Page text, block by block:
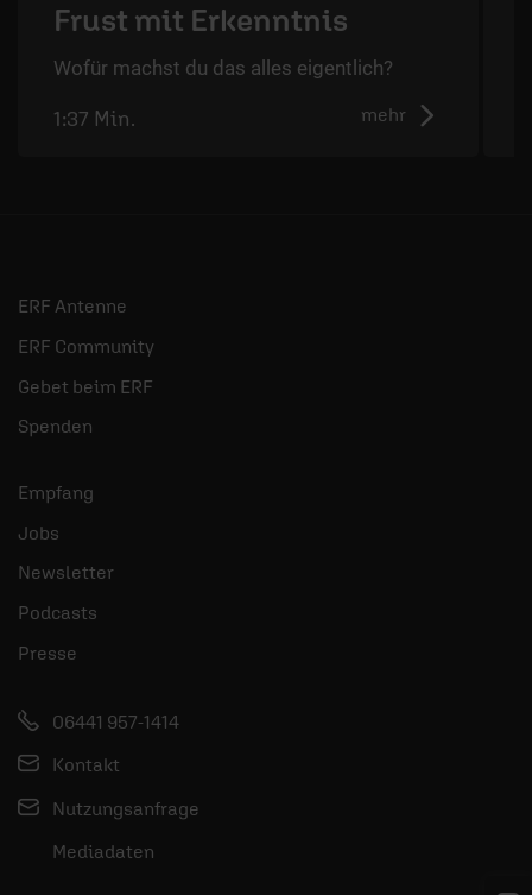
Frust mit Erkenntnis
Wofür machst du das alles eigentlich?
mehr
1:37 Min.
ERF Antenne
ERF Community
Gebet beim ERF
Spenden
Empfang
Jobs
Newsletter
Podcasts
Presse
06441 957-1414
Kontakt
Nutzungsanfrage
Mediadaten